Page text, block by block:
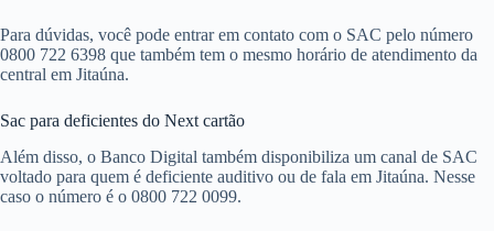
Para dúvidas, você pode entrar em contato com o SAC pelo número
0800 722 6398 que também tem o mesmo horário de atendimento da
central em Jitaúna.
Sac para deficientes do Next cartão
Além disso, o Banco Digital também disponibiliza um canal de SAC
voltado para quem é deficiente auditivo ou de fala em Jitaúna. Nesse
caso o número é o 0800 722 0099.